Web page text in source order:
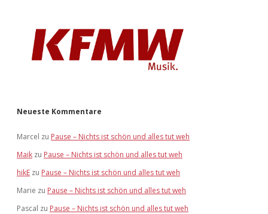
Neueste Kommentare
Marcel zu Pause – Nichts ist schön und alles tut weh
Maik zu Pause – Nichts ist schön und alles tut weh
hikE zu Pause – Nichts ist schön und alles tut weh
Marie zu Pause – Nichts ist schön und alles tut weh
Pascal zu Pause – Nichts ist schön und alles tut weh